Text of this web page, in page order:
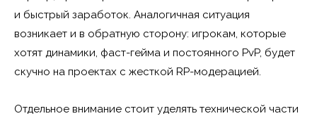
и быстрый заработок. Аналогичная ситуация
возникает и в обратную сторону: игрокам, которые
хотят динамики, фаст-гейма и постоянного PvP, будет
скучно на проектах с жесткой RP-модерацией.
Отдельное внимание стоит уделять технической части